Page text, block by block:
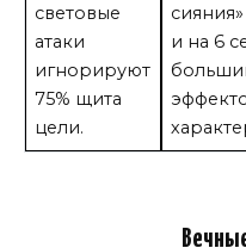
световые
атаки
игнорируют
75% щита
цели.
и на 6